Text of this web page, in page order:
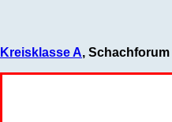
Kreisklasse A,